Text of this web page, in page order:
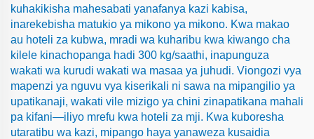
kuhakikisha mahesabati yanafanya kazi kabisa,
inarekebisha matukio ya mikono ya mikono. Kwa makao
au hoteli za kubwa, mradi wa kuharibu kwa kiwango cha
kilele kinachopanga hadi 300 kg/saathi, inapunguza
wakati wa kurudi wakati wa masaa ya juhudi. Viongozi vya
mapenzi ya nguvu vya kiserikali ni sawa na mipangilio ya
upatikanaji, wakati vile mizigo ya chini zinapatikana mahali
pa kifani—iliyo mrefu kwa hoteli za mji. Kwa kuboresha
utaratibu wa kazi, mipango haya yanaweza kusaidia